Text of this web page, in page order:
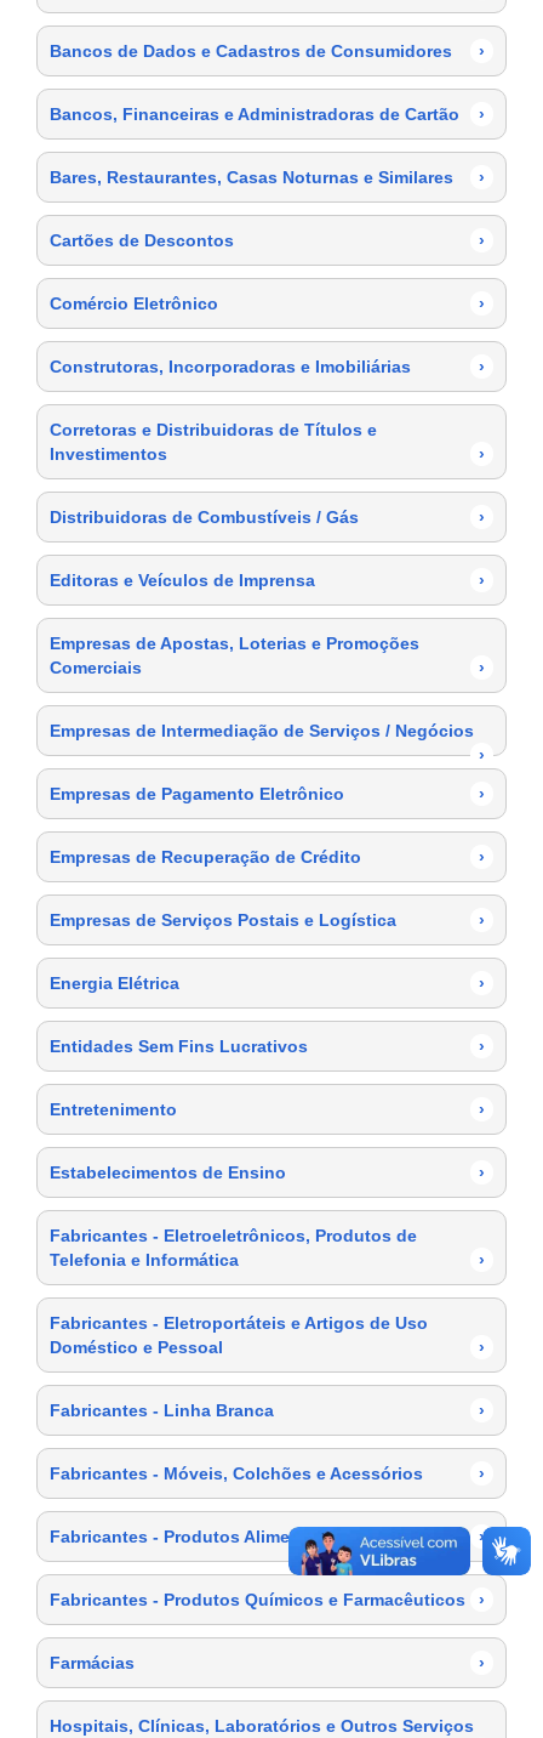
Bancos de Dados e Cadastros de Consumidores ›
Bancos, Financeiras e Administradoras de Cartão ›
Bares, Restaurantes, Casas Noturnas e Similares ›
Cartões de Descontos ›
Comércio Eletrônico ›
Construtoras, Incorporadoras e Imobiliárias ›
Corretoras e Distribuidoras de Títulos e
Investimentos
›
Distribuidoras de Combustíveis / Gás ›
Editoras e Veículos de Imprensa ›
Empresas de Apostas, Loterias e Promoções
Comerciais
›
Empresas de Intermediação de Serviços / Negócios
›
Empresas de Pagamento Eletrônico
›
Empresas de Recuperação de Crédito ›
Empresas de Serviços Postais e Logística ›
Energia Elétrica ›
Entidades Sem Fins Lucrativos ›
Entretenimento ›
Estabelecimentos de Ensino ›
Fabricantes - Eletroeletrônicos, Produtos de
Telefonia e Informática
›
Fabricantes - Eletroportáteis e Artigos de Uso
Doméstico e Pessoal
›
Fabricantes - Linha Branca ›
Fabricantes - Móveis, Colchões e Acessórios ›
Fabricantes - Produtos Alimentícios ›
Fabricantes - Produtos Químicos e Farmacêuticos ›
Farmácias ›
Hospitais, Clínicas, Laboratórios e Outros Serviços